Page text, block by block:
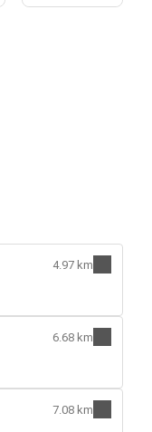
4.97 km
6.68 km
7.08 km